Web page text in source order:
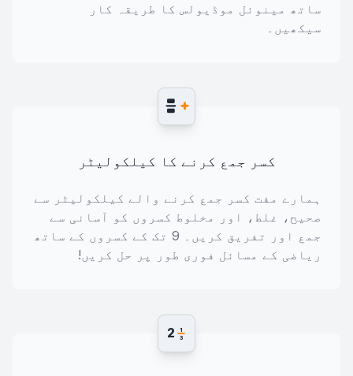
ساتھ مینوئل موڈیولس کا طریقہ کار
سیکھیں۔
کسر جمع کرنے کا کیلکولیٹر
ہمارے مفت کسر جمع کرنے والے کیلکولیٹر سے
صحیح، غلط، اور مخلوط کسروں کو آسانی سے
جمع اور تفریق کریں۔ 9 تک کے کسروں کے ساتھ
ریاضی کے مسائل فوری طور پر حل کریں!
2
1
3